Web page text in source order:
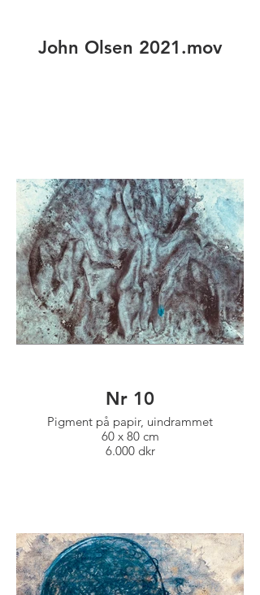
John Olsen 2021.mov
Nr 10
Pigment på papir, uindrammet
60 x 80 cm
6.000 dkr